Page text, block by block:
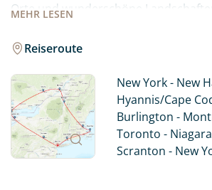
MEHR LESEN
Orte und wunderschöne
Metropole New York City und die
aber auch Städte wie Boston oder
Montreal auf der kanadischen Seite
Besucher der Ostküste ganz oben
Auch landschaftlich hat diese Region
Die Halbinsel Cape Cod am Atlantik
langgezogenen Sandstränden ist ein
Reiseroute
New York - New
Hyannis/Cape
Burlington -
Toronto -
Scranton - New